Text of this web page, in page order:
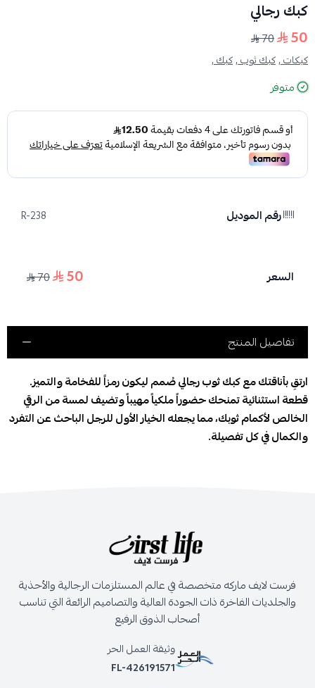
كبك رجالي
50
70
كبكات ,كبك ثوب ,كبك ,
متوفر
رقم الموديل R-238
السعر 50
70
تفاصيل المنتج
ارتقِ بأناقتك مع كبك ثوب رجالي صُمم ليكون رمزاً للفخامة والتميز.
قطعة استثنائية تمنحك حضوراً ملكياً مهيباً وتضيف لمسة من الرقي
الخالص لأكمام ثوبك، مما يجعله الخيار الأول للرجل الباحث عن التفرد
والكمال في كل تفصيلة.
فرست لايف ماركه متخصصة في عالم المستلزمات الرجالية والأحذية
والجلديات الفاخرة ذات الجودة العالية والتصاميم الرائعة التي تناسب
أصحاب الذوق الرفيع
وثيقة العمل الحر
FL-426191571